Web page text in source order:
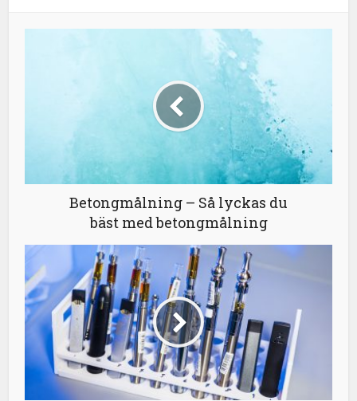
Betongmålning – Så lyckas du
bäst med betongmålning